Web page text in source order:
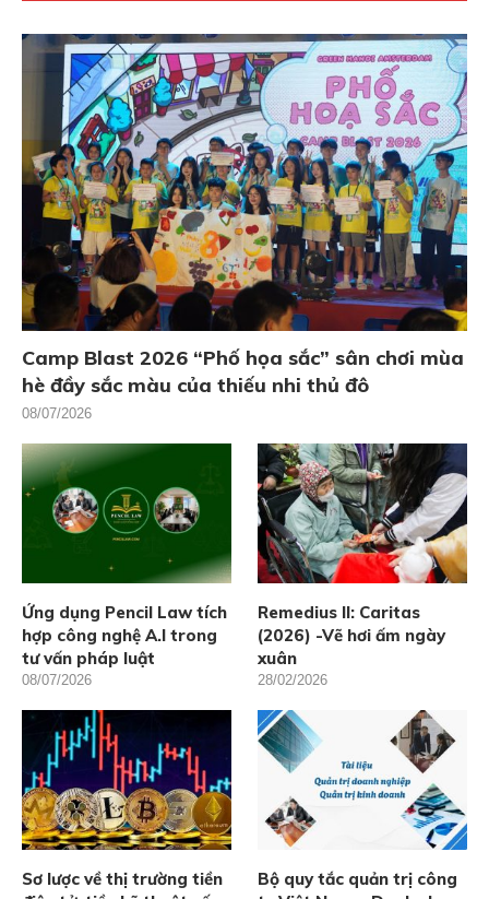
Camp Blast 2026 “Phố họa sắc” sân chơi mùa
hè đầy sắc màu của thiếu nhi thủ đô
08/07/2026
Ứng dụng Pencil Law tích
hợp công nghệ A.I trong
tư vấn pháp luật
08/07/2026
Remedius II: Caritas
(2026) -Vẽ hơi ấm ngày
xuân
28/02/2026
Sơ lược về thị trường tiền
Bộ quy tắc quản trị công